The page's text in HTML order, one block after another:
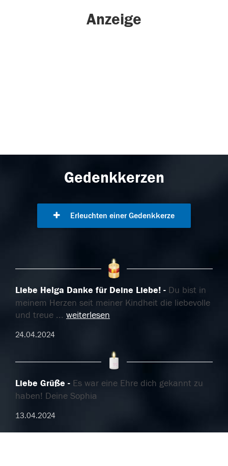
Anzeige
Gedenkkerzen
Erleuchten einer Gedenkkerze
Liebe Helga Danke für Deine Liebe!
Du bist in
meinem Herzen seit meiner Kindheit die liebevolle
und treue ... weiterlesen
24.04.2024
Liebe Grüße
Es war eine Ehre dich gekannt zu
haben! Deine Sophia
13.04.2024